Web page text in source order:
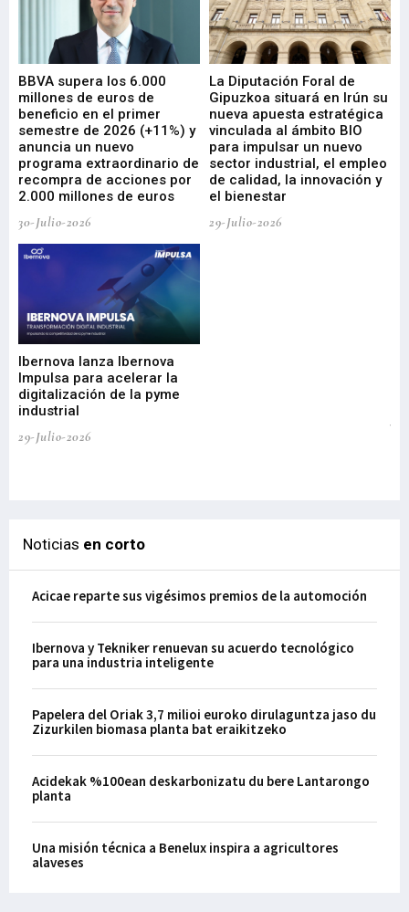
BBVA supera los 6.000
millones de euros de
beneficio en el primer
semestre de 2026 (+11%) y
anuncia un nuevo
programa extraordinario de
recompra de acciones por
2.000 millones de euros
30-Julio-2026
La Diputación Foral de
Gipuzkoa situará en Irún su
nueva apuesta estratégica
vinculada al ámbito BIO
para impulsar un nuevo
sector industrial, el empleo
de calidad, la innovación y
el bienestar
29-Julio-2026
Ibernova lanza Ibernova
Impulsa para acelerar la
digitalización de la pyme
industrial
29-Julio-2026
Noticias en corto
Acicae reparte sus vigésimos premios de la automoción
Ibernova y Tekniker renuevan su acuerdo tecnológico
para una industria inteligente
Papelera del Oriak 3,7 milioi euroko dirulaguntza jaso du
Zizurkilen biomasa planta bat eraikitzeko
Acidekak %100ean deskarbonizatu du bere Lantarongo
planta
Una misión técnica a Benelux inspira a agricultores
alaveses